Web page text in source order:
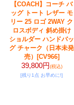
【COACH】コーチ バ
ッグ トート レザー モ
リー 25 ロゴ 2WAY ク
ロスボディ 斜め掛け
ショルダー ハンドバッ
グ チャーク（日本未発
売）
[CV966]
39,800円(税込)
[残り1点 お早めに!]